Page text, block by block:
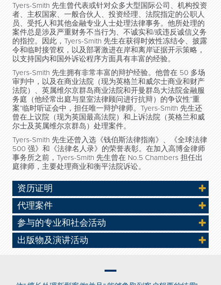
Tyers-Smith 先生曾代表或针对众多大型国际公司、机构投资
者、主权国家、一般合伙人、投资经理、法院指定的公职人
员、受托人和其他金融专业人士处理法律事务。他所处理的
案件总是涉及严重财务不当行为、不诚实和/或违反诚信义务
的指控。因此，Tyers-Smith 先生在获得时效性冻结令、披露
令和临时接管权，以及部署激进在岸和离岸证据开示策略，
以支持国内和国外诉讼程序方面具有丰富的经验。
Tyers-Smith 先生拥有非常丰富的辩护经验。他曾在 50 多场
审判中，以及在商业法院（现为英格兰和威尔士商业和财产
法院）、英属维尔京群岛商业法院和开曼群岛大法院金融服
务庭（他经常出庭与皇室法律顾问进行抗辩）的争议性“重
案”临时听证会中，担任唯一辩护律师。Tyers-Smith 先生还
曾在上议院（现为英国最高法院）和上诉法院（英格兰和威
尔士及英属维尔京群岛）处理案件。
Tyers-Smith 先生还曾入选《钱伯斯法律指南》、《全球法律
500 强》和《法律名人录》的荣誉表彰。在加入高博金律师
事务所之前，Tyers-Smith 先生曾在 No.5 Chambers 担任出
庭律师，主要处理商业和衡平法院诉讼。
资历证明
代理案件
参与的专业和社会活动
出版物及演讲活动